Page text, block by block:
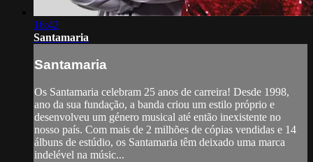
16:42
Santamaria
Santamaria
Os Santamaria celebram 25 anos de carreira! Desde 1998,
ano da sua fundação, a banda criou um estilo próprio e
desenvolveu um género musical até então inexistente no
nosso país. Com mais de 2 milhões de cópias vendidas e 14
álbuns de estúdio, os Santamaria têm deixado uma marca
indelével na músic...